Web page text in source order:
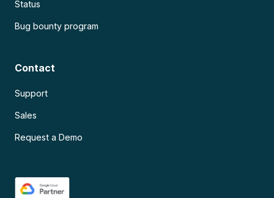
Status
Bug bounty program
Contact
Support
Sales
Request a Demo